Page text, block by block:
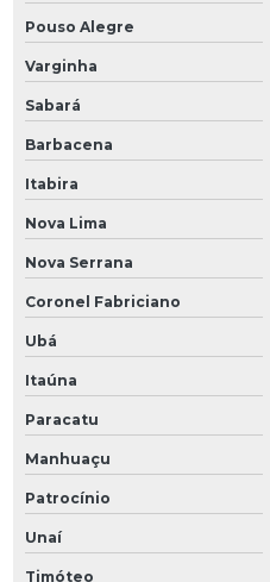
Pouso Alegre
Varginha
Sabará
Barbacena
Itabira
Nova Lima
Nova Serrana
Coronel Fabriciano
Ubá
Itaúna
Paracatu
Manhuaçu
Patrocínio
Unaí
Timóteo